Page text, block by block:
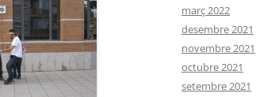
març 2022
desembre 2021
novembre 2021
octubre 2021
setembre 2021